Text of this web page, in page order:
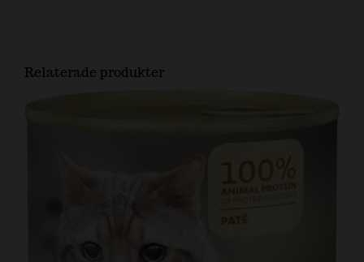
Relaterade produkter